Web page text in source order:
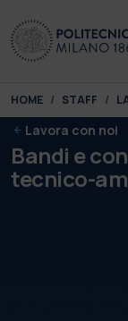
You are here:
HOME STAFF
Lavora con noi
Bandi e
tecnico-